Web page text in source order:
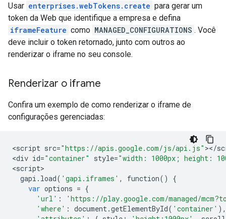
Usar enterprises.webTokens.create para gerar um
token da Web que identifique a empresa e defina
iframeFeature como MANAGED_CONFIGURATIONS . Você
deve incluir o token retornado, junto com outros ao
renderizar o iframe no seu console.
Renderizar o iframe
Confira um exemplo de como renderizar o iframe de
configurações gerenciadas:
<script src="https://apis.google.com/js/api.js" ></
<div id="container" style="width: 1000px; height:
<script
gapi . load( 'gapi.iframes' , function()
{
var options = {
'url' :
'https://play.google.com/managed/
'where' : document.getElementById( 'container' ),